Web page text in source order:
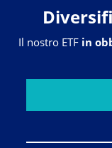
Il nostro ETF in